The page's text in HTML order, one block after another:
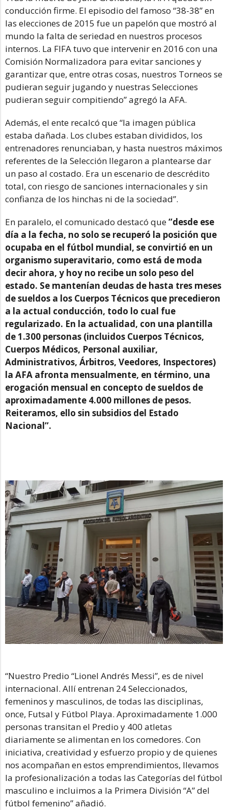
conducción firme. El episodio del famoso “38-38” en
las elecciones de 2015 fue un papelón que mostró al
mundo la falta de seriedad en nuestros procesos
internos. La FIFA tuvo que intervenir en 2016 con una
Comisión Normalizadora para evitar sanciones y
garantizar que, entre otras cosas, nuestros Torneos se
pudieran seguir jugando y nuestras Selecciones
pudieran seguir compitiendo” agregó la AFA.
Además, el ente recalcó que “la imagen pública
estaba dañada. Los clubes estaban divididos, los
entrenadores renunciaban, y hasta nuestros máximos
referentes de la Selección llegaron a plantearse dar
un paso al costado. Era un escenario de descrédito
total, con riesgo de sanciones internacionales y sin
confianza de los hinchas ni de la sociedad”.
En paralelo, el comunicado destacó que“desde ese
día a la fecha, no solo se recuperó la posición que
ocupaba en el fútbol mundial, se convirtió en un
organismo superavitario, como está de moda
decir ahora, y hoy no recibe un solo peso del
estado. Se mantenían deudas de hasta tres meses
de sueldos a los Cuerpos Técnicos que precedieron
a la actual conducción, todo lo cual fue
regularizado. En la actualidad, con una plantilla
de 1.300 personas (incluidos Cuerpos Técnicos,
Cuerpos Médicos, Personal auxiliar,
Administrativos, Árbitros, Veedores, Inspectores)
la AFA afronta mensualmente, en término, una
erogación mensual en concepto de sueldos de
aproximadamente 4.000 millones de pesos.
Reiteramos, ello sin subsidios del Estado
Nacional”.
“Nuestro Predio “Lionel Andrés Messi”, es de nivel
internacional. Allí entrenan 24 Seleccionados,
femeninos y masculinos, de todas las disciplinas,
once, Futsal y Fútbol Playa. Aproximadamente 1.000
personas transitan el Predio y 400 atletas
diariamente se alimentan en los comedores. Con
iniciativa, creatividad y esfuerzo propio y de quienes
nos acompañan en estos emprendimientos, llevamos
la profesionalización a todas las Categorías del fútbol
masculino e incluimos a la Primera División “A” del
fútbol femenino” añadió.